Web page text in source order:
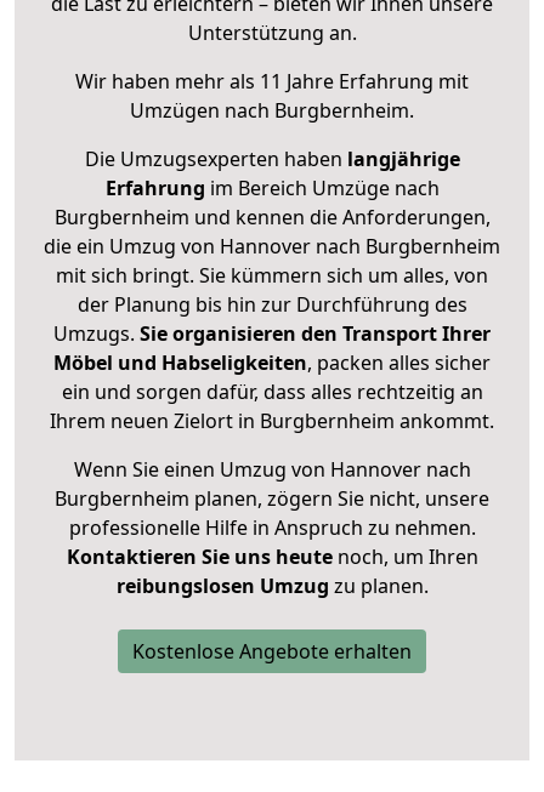
Unterstützung an.
Wir haben mehr als 11 Jahre Erfahrung mit
Umzügen nach Burgbernheim.
Die Umzugsexperten haben langjährige
Erfahrung im Bereich Umzüge nach
Burgbernheim und kennen die Anforderungen,
die ein Umzug von Hannover nach Burgbernheim
mit sich bringt. Sie kümmern sich um alles, von
der Planung bis hin zur Durchführung des
Umzugs. Sie organisieren den Transport Ihrer
Möbel und Habseligkeiten, packen alles sicher
ein und sorgen dafür, dass alles rechtzeitig an
Ihrem neuen Zielort in Burgbernheim ankommt.
Wenn Sie einen Umzug von Hannover nach
Burgbernheim planen, zögern Sie nicht, unsere
professionelle Hilfe in Anspruch zu nehmen.
Kontaktieren Sie uns heutenoch, um Ihren
reibungslosen Umzug zu planen.
Kostenlose Angebote erhalten